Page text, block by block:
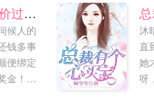
在霸总文学当保姆，却身价过亿！
候人的
钱多事
便绑定
金！白
沐
直
她
呀